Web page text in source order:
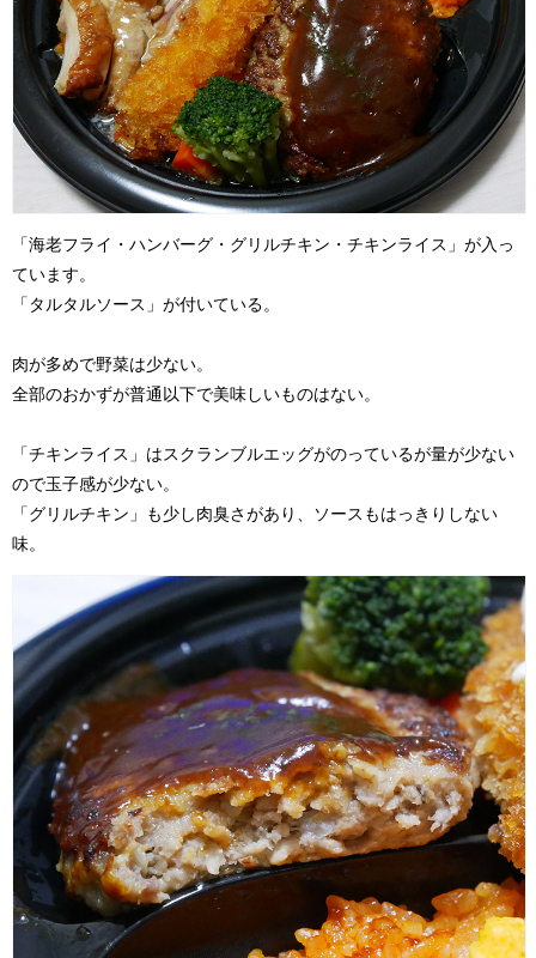
「海老フライ・ハンバーグ・グリルチキン・チキンライス」が入っ
ています。
「タルタルソース」が付いている。
肉が多めで野菜は少ない。
全部のおかずが普通以下で美味しいものはない。
「チキンライス」はスクランブルエッグがのっているが量が少ない
ので玉子感が少ない。
「グリルチキン」も少し肉臭さがあり、ソースもはっきりしない
味。